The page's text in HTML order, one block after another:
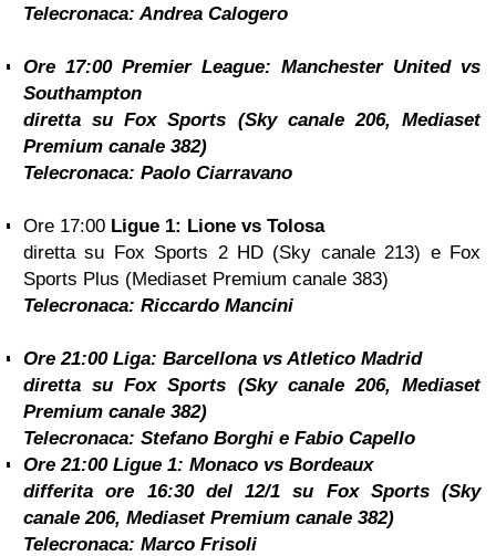
Telecronaca: Andrea Calogero
Ore 17:00 Premier League: Manchester United vs
Southampton
diretta su Fox Sports (Sky canale 206, Mediaset
Premium canale 382)
Telecronaca: Paolo Ciarravano
Ore 17:00 Ligue 1: Lione vs Tolosa
diretta su Fox Sports 2 HD (Sky canale 213) e Fox
Sports Plus (Mediaset Premium canale 383)
Telecronaca: Riccardo Mancini
Ore 21:00 Liga: Barcellona vs Atletico Madrid
diretta su Fox Sports (Sky canale 206, Mediaset
Premium canale 382)
Telecronaca: Stefano Borghi e Fabio Capello
Ore 21:00 Ligue 1: Monaco vs Bordeaux
differita ore 16:30 del 12/1 su Fox Sports (Sky
canale 206, Mediaset Premium canale 382)
Telecronaca: Marco Frisoli